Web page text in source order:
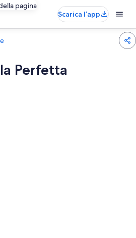
pagina
Scarica l’app
Perfetta